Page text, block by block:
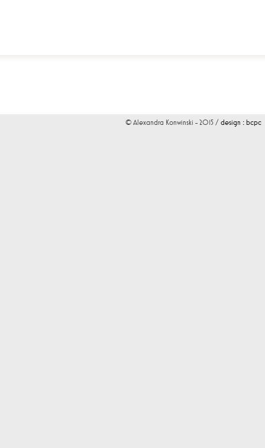
© Alexandra Konwinski - 2015 / design : bcpc